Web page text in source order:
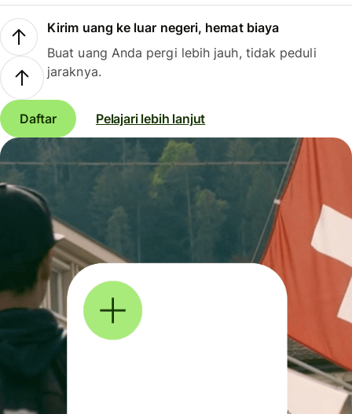
Kirim uang ke luar negeri, hemat biaya
Buat uang Anda pergi lebih jauh, tidak peduli
jaraknya.
Daftar Pelajari lebih lanjut